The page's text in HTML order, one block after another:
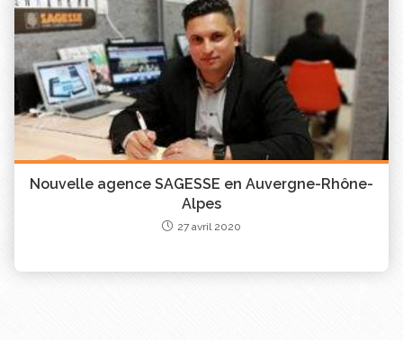
Nouvelle agence SAGESSE en Auvergne-Rhône-
Alpes
27 avril 2020